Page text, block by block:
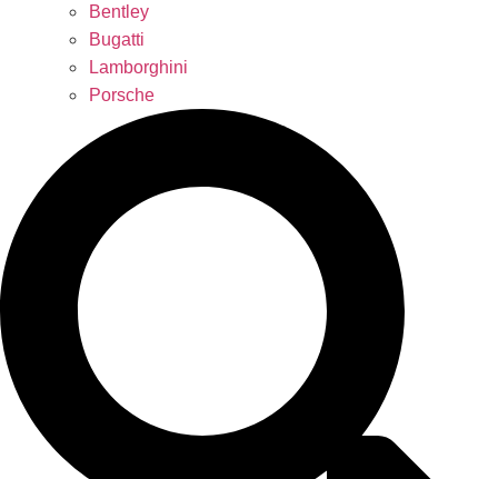
Bentley
Bugatti
Lamborghini
Porsche